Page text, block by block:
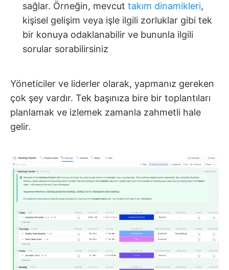
sağlar. Örneğin, mevcut takım dinamikleri,
kişisel gelişim veya işle ilgili zorluklar gibi tek
bir konuya odaklanabilir ve bununla ilgili
sorular sorabilirsiniz
Yöneticiler ve liderler olarak, yapmanız gereken
çok şey vardır. Tek başınıza bire bir toplantıları
planlamak ve izlemek zamanla zahmetli hale
gelir.